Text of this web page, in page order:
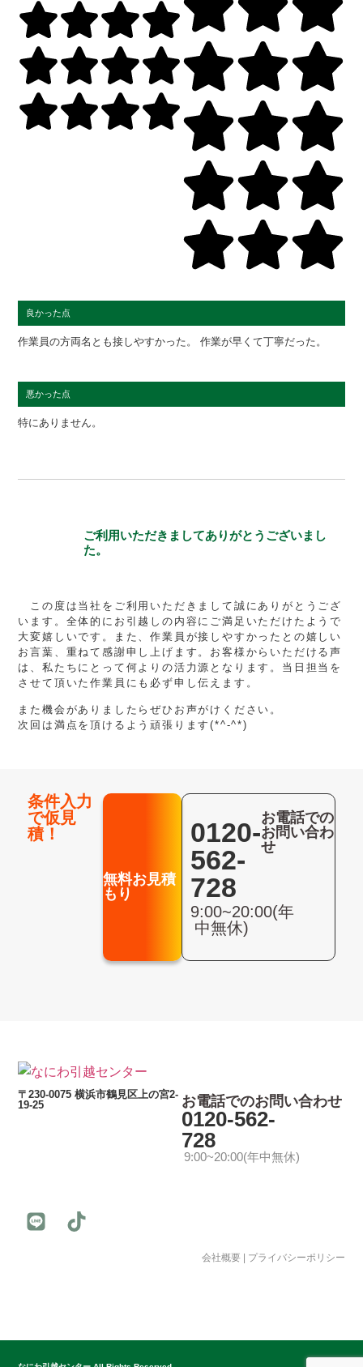
良かった点
作業員の方両名とも接しやすかった。 作業が早くて丁寧だった。
悪かった点
特にありません。
ご利用いただきましてありがとうございまし
た。
この度は当社をご利用いただきまして誠にありがとうござ
います。全体的にお引越しの内容にご満足いただけたようで
大変嬉しいです。また、作業員が接しやすかったとの嬉しい
お言葉、重ねて感謝申し上げます。お客様からいただける声
は、私たちにとって何よりの活力源となります。当日担当を
させて頂いた作業員にも必ず申し伝えます。
また機会がありましたらぜひお声がけください。
次回は満点を頂けるよう頑張ります(*^-^*)
条件入力
で仮見
積！
無料お見積
もり
0120-
562-
728
9:00~20:00(年
中無休)
お電話での
お問い合わ
せ
〒230-0075 横浜市鶴見区上の宮2-
19-25
お電話でのお問い合わせ
0120-562-
728
9:00~20:00(年中無休)
会社概要| プライバシーポリシー